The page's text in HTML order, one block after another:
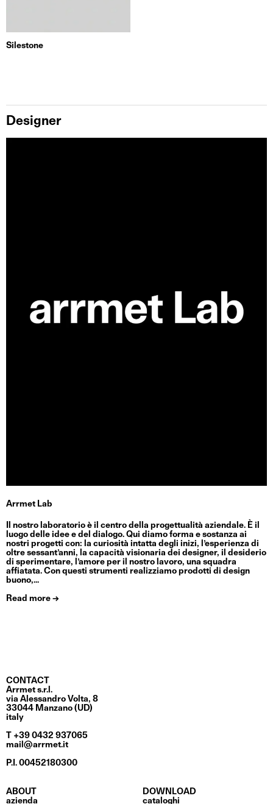
Silestone
Designer
Arrmet Lab
Il nostro laboratorio è il centro della progettualità aziendale. È il
luogo delle idee e del dialogo. Qui diamo forma e sostanza ai
nostri progetti con: la curiosità intatta degli inizi, l’esperienza di
oltre sessant’anni, la capacità visionaria dei designer, il desiderio
di sperimentare, l’amore per il nostro lavoro, una squadra
affiatata. Con questi strumenti realizziamo prodotti di design
buono,...
Read more →
CONTACT
Arrmet s.r.l.
via Alessandro Volta, 8
33044 Manzano (UD)
italy
T +39 0432 937065
mail@arrmet.it
P.I. 00452180300
ABOUT
azienda
DOWNLOAD
cataloghi